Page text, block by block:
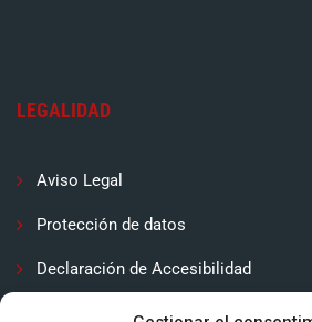
LEGALIDAD
Aviso Legal
Protección de datos
Declaración de Accesibilidad